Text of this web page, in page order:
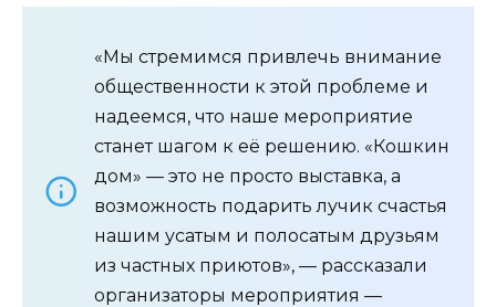
«Мы стремимся привлечь внимание
общественности к этой проблеме и
надеемся, что наше мероприятие
станет шагом к её решению. «Кошкин
дом» — это не просто выставка, а
возможность подарить лучик счастья
нашим усатым и полосатым друзьям
из частных приютов», — рассказали
организаторы мероприятия —